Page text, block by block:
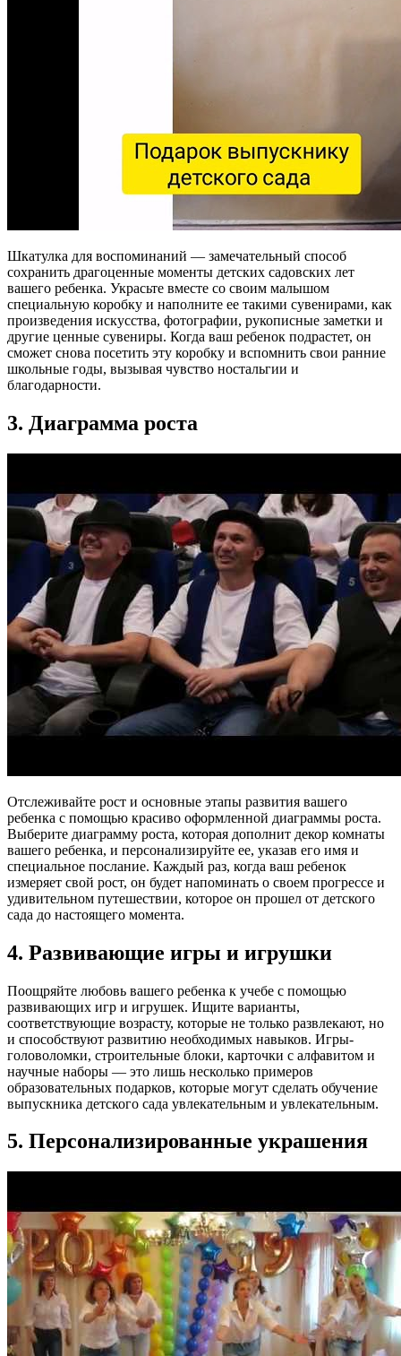
Шкатулка для воспоминаний — замечательный способ
сохранить драгоценные моменты детских садовских лет
вашего ребенка. Украсьте вместе со своим малышом
специальную коробку и наполните ее такими сувенирами, как
произведения искусства, фотографии, рукописные заметки и
другие ценные сувениры. Когда ваш ребенок подрастет, он
сможет снова посетить эту коробку и вспомнить свои ранние
школьные годы, вызывая чувство ностальгии и
благодарности.
3. Диаграмма роста
Отслеживайте рост и основные этапы развития вашего
ребенка с помощью красиво оформленной диаграммы роста.
Выберите диаграмму роста, которая дополнит декор комнаты
вашего ребенка, и персонализируйте ее, указав его имя и
специальное послание. Каждый раз, когда ваш ребенок
измеряет свой рост, он будет напоминать о своем прогрессе и
удивительном путешествии, которое он прошел от детского
сада до настоящего момента.
4. Развивающие игры и игрушки
Поощряйте любовь вашего ребенка к учебе с помощью
развивающих игр и игрушек. Ищите варианты,
соответствующие возрасту, которые не только развлекают, но
и способствуют развитию необходимых навыков. Игры-
головоломки, строительные блоки, карточки с алфавитом и
научные наборы — это лишь несколько примеров
образовательных подарков, которые могут сделать обучение
выпускника детского сада увлекательным и увлекательным.
5. Персонализированные украшения